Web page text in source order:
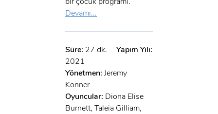
Devamı...
Süre: 27 dk.
Yapım Yılı:
2021
Yönetmen: Jeremy
Konner
Oyuncular: Diona Elise
Burnett, Taleia Gilliam,